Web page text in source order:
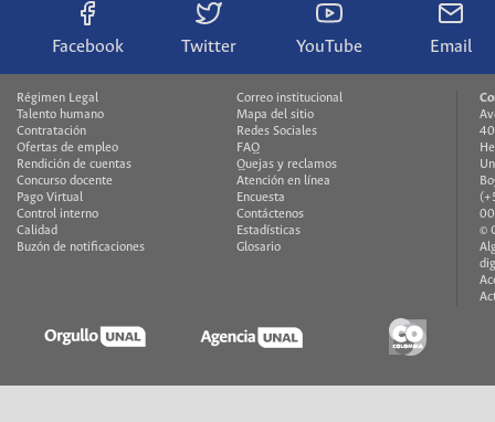
Facebook Twitter YouTube Email
Régimen Legal
Talento humano
Contratación
Ofertas de empleo
Rendición de cuentas
Concurso docente
Pago Virtual
Control interno
Calidad
Buzón de notificaciones
Correo institucional
Mapa del sitio
Redes Sociales
FAQ
Quejas y reclamos
Atención en línea
Encuesta
Contáctenos
Estadísticas
Glosario
©